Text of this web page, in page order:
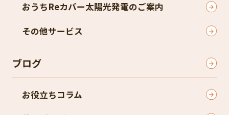
おうちReカバー太陽光発電のご案内
その他サービス
ブログ
お役立ちコラム